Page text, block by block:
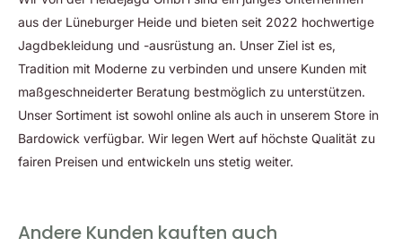
gerecht wird.
aus der Lüneburger Heide und bieten seit 2022 hochwertige
Jagdbekleidung und -ausrüstung an. Unser Ziel ist es,
Tradition mit Moderne zu verbinden und unsere Kunden mit
maßgeschneiderter Beratung bestmöglich zu unterstützen.
Unser Sortiment ist sowohl online als auch in unserem Store in
Bardowick verfügbar. Wir legen Wert auf höchste Qualität zu
fairen Preisen und entwickeln uns stetig weiter.
Andere Kunden kauften auch